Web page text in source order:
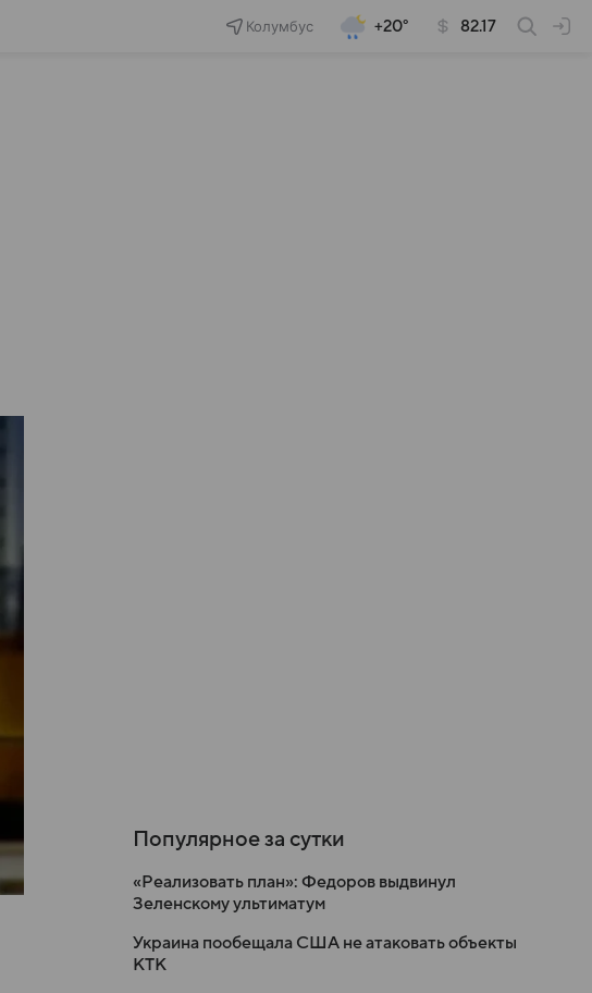
Колумбус +20° 82.17
Популярное за сутки
«Реализовать план»: Федоров выдвинул
Зеленскому ультиматум
Украина пообещала США не атаковать объекты
КТК